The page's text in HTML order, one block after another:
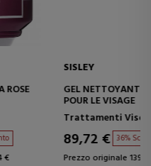
GEL NETTOYANT GOMMANT
POUR LE VISAGE
Trattamenti Viso
89,72 € 36% Sconto
Prezzo originale 139,58 €